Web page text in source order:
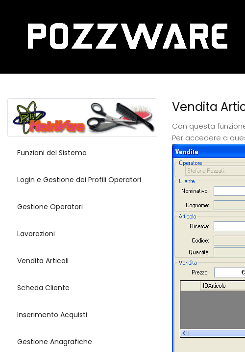
Funzioni del Sistema
Login e Gestione dei Profili Operatori
Gestione Operatori
Lavorazioni
Vendita Articoli
Scheda Cliente
Inserimento Acquisti
Gestione Anagrafiche
Vendita
Con questa
Per accedere a